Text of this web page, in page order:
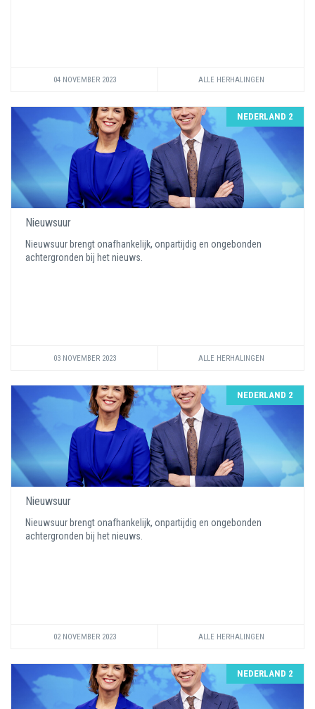
04 NOVEMBER 2023 ALLE HERHALINGEN
NEDERLAND 2
Nieuwsuur
Nieuwsuur brengt onafhankelijk, onpartijdig en ongebonden
achtergronden bij het nieuws.
03 NOVEMBER 2023 ALLE HERHALINGEN
NEDERLAND 2
Nieuwsuur
Nieuwsuur brengt onafhankelijk, onpartijdig en ongebonden
achtergronden bij het nieuws.
02 NOVEMBER 2023 ALLE HERHALINGEN
NEDERLAND 2